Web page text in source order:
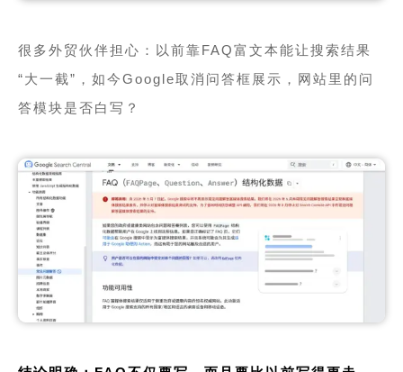
很多外贸伙伴担心：以前靠FAQ富文本能让搜索结果
“大一截”，如今Google取消问答框展示，网站里的问
答模块是否白写？